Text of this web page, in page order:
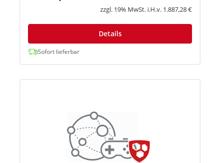
GlobalProtect → Prisma Acces...zzgl. 19% MwSt. i.H.v. 1.887,28 €
Details
Sofort lieferbar